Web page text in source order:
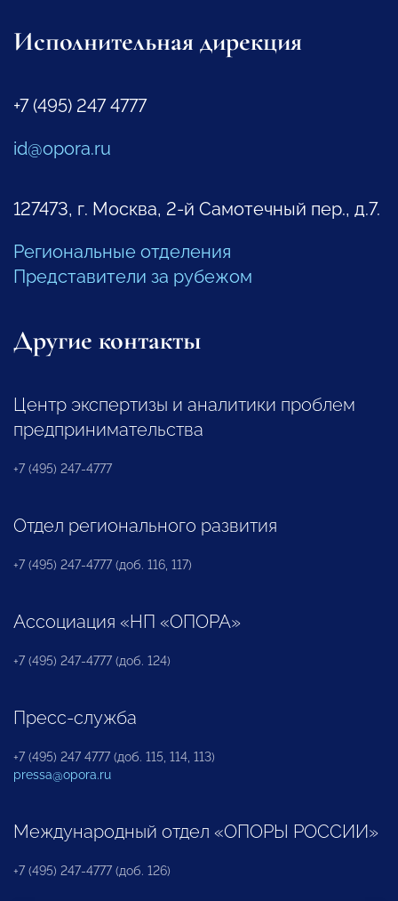
Исполнительная дирекция
+7 (495) 247 4777
id@opora.ru
127473, г. Москва, 2-й Самотечный пер., д.7.
Региональные отделения
Представители за рубежом
Другие контакты
Центр экспертизы и аналитики проблем
предпринимательства
+7 (495) 247-4777
Отдел регионального развития
+7 (495) 247-4777 (доб. 116, 117)
Ассоциация «НП «ОПОРА»
+7 (495) 247-4777 (доб. 124)
Пресс-служба
+7 (495) 247 4777 (доб. 115, 114, 113)
pressa@opora.ru
Международный отдел «ОПОРЫ РОССИИ»
+7 (495) 247-4777 (доб. 126)